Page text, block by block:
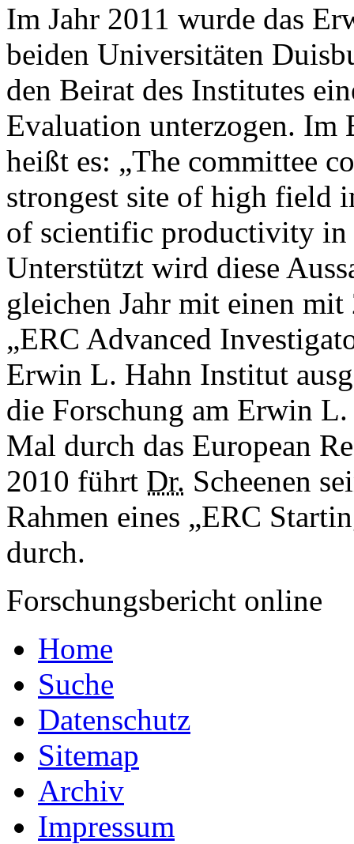
Im Jahr 2011 wurde das
beiden Universitäten
den Beirat des Institutes
Evaluation unter­zogen. Im
heißt es: „The committee
strongest site of high field
of scientific productivity in
Unterstützt wird diese
gleichen Jahr mit einen
„ERC Advanced
Erwin L. Hahn Institut
die Forschung am Erwin
Mal durch das European
2010 führt Dr. Scheenen
Rahmen eines „ERC
durch.
Forschungsbericht online
Home
Suche
Datenschutz
Sitemap
Archiv
Impressum